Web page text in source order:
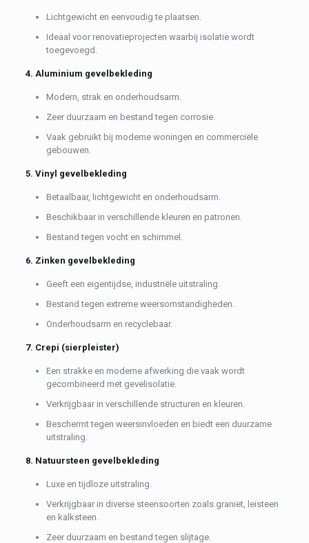
Lichtgewicht en eenvoudig te plaatsen.
Ideaal voor renovatieprojecten waarbij isolatie wordt
toegevoegd.
4. Aluminium gevelbekleding
Modern, strak en onderhoudsarm.
Zeer duurzaam en bestand tegen corrosie.
Vaak gebruikt bij moderne woningen en commerciële
gebouwen.
5. Vinyl gevelbekleding
Betaalbaar, lichtgewicht en onderhoudsarm.
Beschikbaar in verschillende kleuren en patronen.
Bestand tegen vocht en schimmel.
6. Zinken gevelbekleding
Geeft een eigentijdse, industriële uitstraling.
Bestand tegen extreme weersomstandigheden.
Onderhoudsarm en recyclebaar.
7. Crepi (sierpleister)
Een strakke en moderne afwerking die vaak wordt
gecombineerd met gevelisolatie.
Verkrijgbaar in verschillende structuren en kleuren.
Beschermt tegen weersinvloeden en biedt een duurzame
uitstraling.
8. Natuursteen gevelbekleding
Luxe en tijdloze uitstraling.
Verkrijgbaar in diverse steensoorten zoals graniet, leisteen
en kalksteen.
Zeer duurzaam en bestand tegen slijtage.